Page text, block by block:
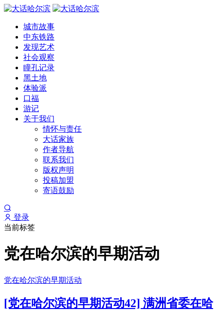
城市故事
中东铁路
发现艺术
社会观察
瞳孔记录
黑土地
体验派
口福
游记
关于我们
情怀与责任
大话家族
作者导航
联系我们
版权声明
投稿加盟
寄语鼓励
登录
当前标签
党在哈尔滨的早期活动
党在哈尔滨的早期活动
[党在哈尔滨的早期活动42] 满洲省委在哈